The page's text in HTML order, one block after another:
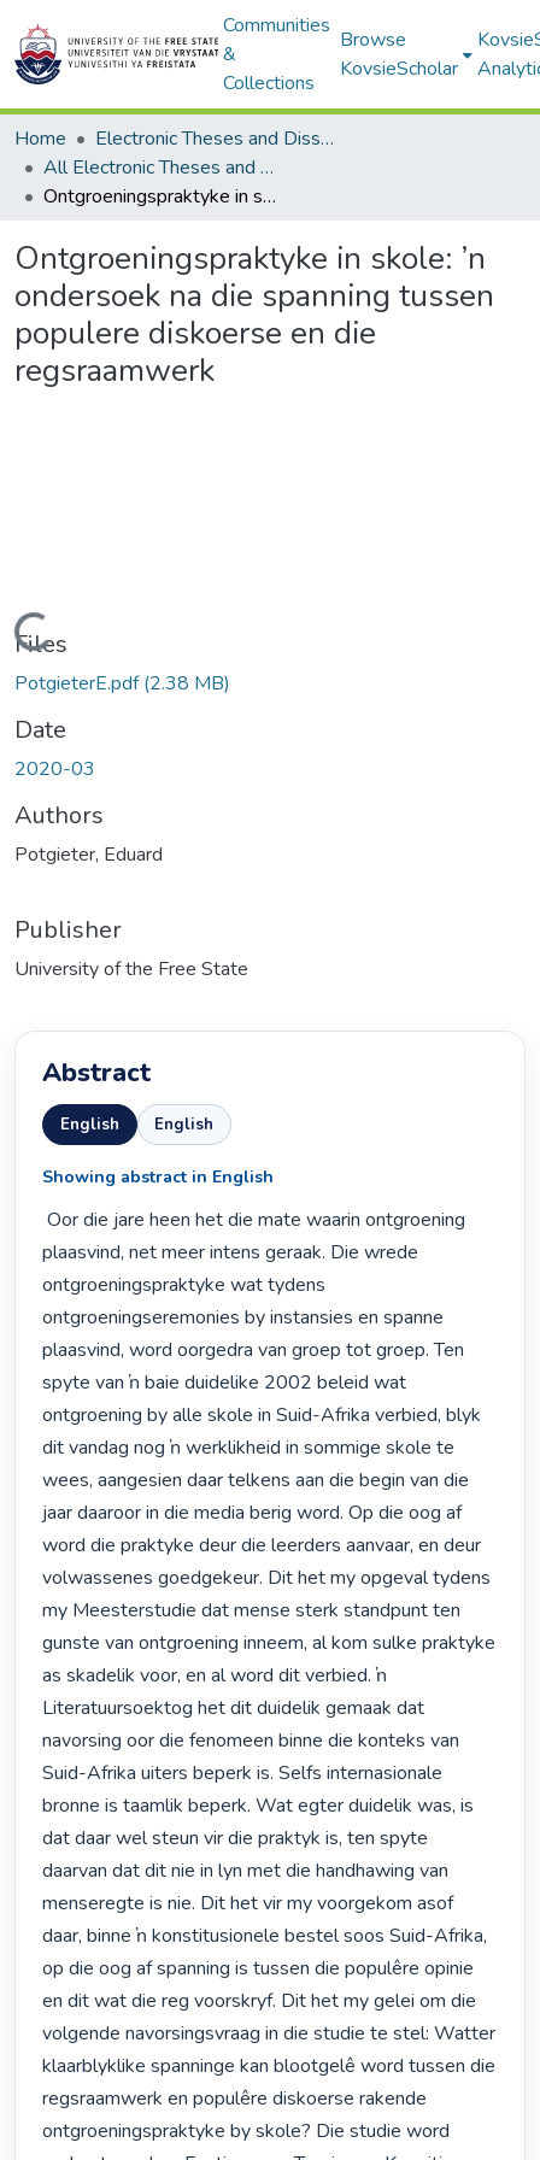
Communities
&
Collections
Browse
KovsieScholar
Home
Electronic Theses and Dissertations
All Electronic Theses and Dissertations
Ontgroeningspraktyke in skole: ’n ondersoek na die spanning tussen populere diskoerse en die regsraamwerk
Ontgroeningspraktyke in skole: ’n
ondersoek na die spanning tussen
populere diskoerse en die
regsraamwerk
Files
PotgieterE.pdf(2.38 MB)
Date
2020-03
Authors
Potgieter, Eduard
Publisher
University of the Free State
Abstract
English English
Showing abstract in English
Oor die jare heen het die mate waarin ontgroening
plaasvind, net meer intens geraak. Die wrede
ontgroeningspraktyke wat tydens
ontgroeningseremonies by instansies en spanne
plaasvind, word oorgedra van groep tot groep. Ten
spyte van ŉ baie duidelike 2002 beleid wat
ontgroening by alle skole in Suid-Afrika verbied, blyk
dit vandag nog ŉ werklikheid in sommige skole te
wees, aangesien daar telkens aan die begin van die
jaar daaroor in die media berig word. Op die oog af
word die praktyke deur die leerders aanvaar, en deur
volwassenes goedgekeur. Dit het my opgeval tydens
my Meesterstudie dat mense sterk standpunt ten
gunste van ontgroening inneem, al kom sulke praktyke
as skadelik voor, en al word dit verbied. ŉ
Literatuursoektog het dit duidelik gemaak dat
navorsing oor die fenomeen binne die konteks van
Suid-Afrika uiters beperk is. Selfs internasionale
bronne is taamlik beperk. Wat egter duidelik was, is
dat daar wel steun vir die praktyk is, ten spyte
daarvan dat dit nie in lyn met die handhawing van
menseregte is nie. Dit het vir my voorgekom asof
daar, binne ŉ konstitusionele bestel soos Suid-Afrika,
op die oog af spanning is tussen die populêre opinie
en dit wat die reg voorskryf. Dit het my gelei om die
volgende navorsingsvraag in die studie te stel: Watter
klaarblyklike spanninge kan blootgelê word tussen die
regsraamwerk en populêre diskoerse rakende
ontgroeningspraktyke by skole? Die studie word